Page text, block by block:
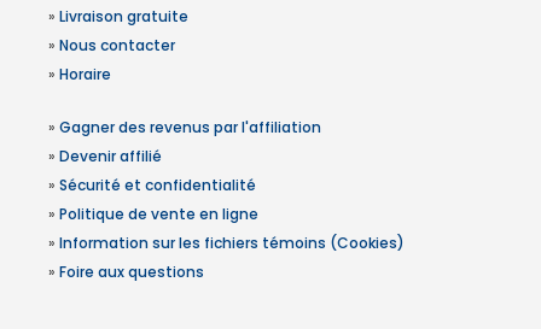
» Livraison gratuite
» Nous contacter
» Horaire
» Gagner des revenus par l'affiliation
» Devenir affilié
» Sécurité et confidentialité
» Politique de vente en ligne
» Information sur les fichiers témoins (Cookies)
» Foire aux questions